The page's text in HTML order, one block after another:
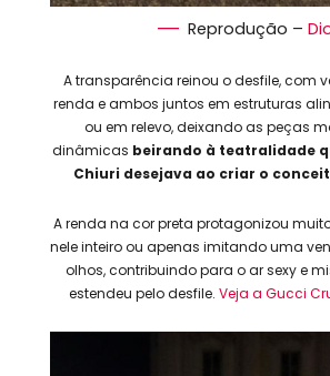
Reprodução –
A transparência reinou o desfile, com
renda e ambos juntos em estruturas
ou em relevo, deixando as peças
dinâmicas beirando à teatralidade
Chiuri desejava ao criar o
A renda na cor preta protagonizou
nele inteiro ou apenas imitando uma
olhos, contribuindo para o ar sexy e
estendeu pelo desfile. Veja a Gucci